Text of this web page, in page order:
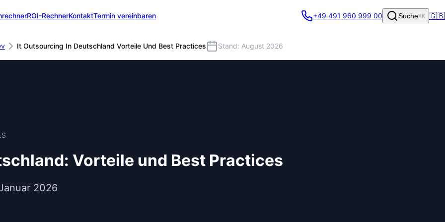
ROI-RechnerKontaktTermin vereinbaren
It Outsourcing In Deutschland Vorteile Und Best Practices Stand: August 2026
+49 491 960 999 00 Suche⌘K 🇬🇧
Vorteile und Best Practices
2026